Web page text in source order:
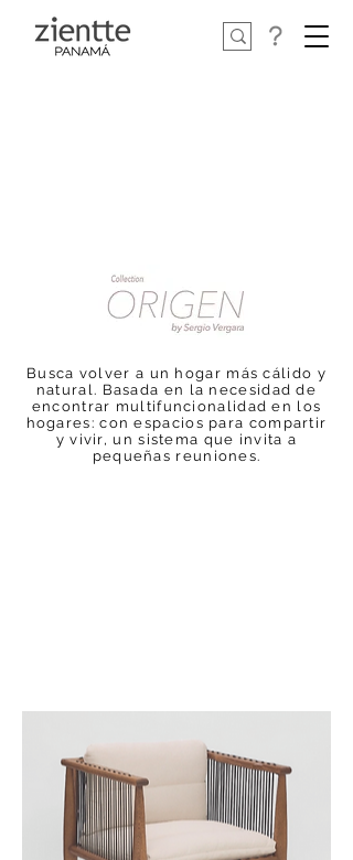
Busca volver a un hogar más cálido y
natural. Basada en la necesidad de
encontrar multifuncionalidad en los
hogares: con espacios para compartir
y vivir, un sistema que invita a
pequeñas reuniones.